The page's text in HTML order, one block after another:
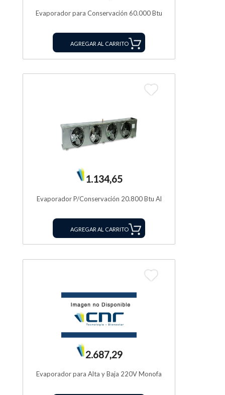
Evaporador para Conservación 60.000 Btu
AGREGAR AL CARRITO
1.134,65
Evaporador P/Conservación 20.800 Btu Al
AGREGAR AL CARRITO
2.687,29
Evaporador para Alta y Baja 220V Monofa